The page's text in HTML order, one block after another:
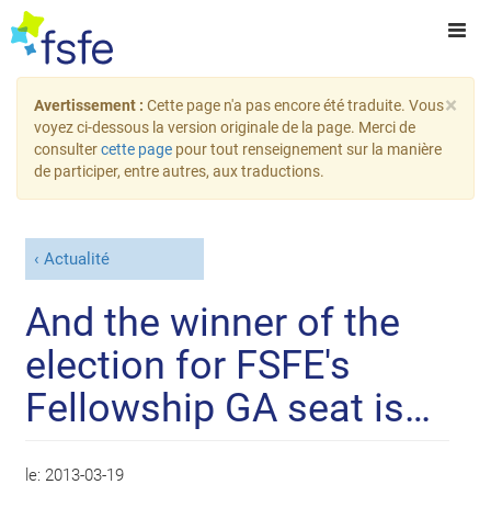
×
Avertissement : Cette page n'a pas encore été traduite. Vous
voyez ci-dessous la version originale de la page. Merci de
consultercette page pour tout renseignement sur la manière
de participer, entre autres, aux traductions.
Actualité
And the winner of the
election for FSFE's
Fellowship GA seat is…
le: 2013-03-19